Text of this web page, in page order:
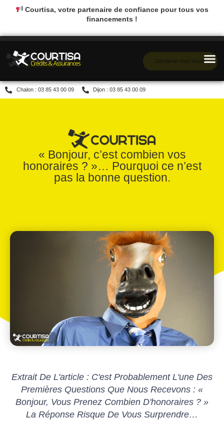
Courtisa, votre partenaire de confiance pour tous vos
financements !
Démarrer mon étude
Chalon : 03 85 43 00 09 Dijon : 03 85 43 00 09
« Bonjour, c’est combien vos
honoraires ? »… Pourquoi ce n’est
pas la bonne question.
Extrait De L'article : C'est Probablement L'une Des
Premières Questions Que Nous Recevons : «
Bonjour, Vous Prenez Combien D'honoraires ? »
La Réponse Risque De Vous Surprendre…